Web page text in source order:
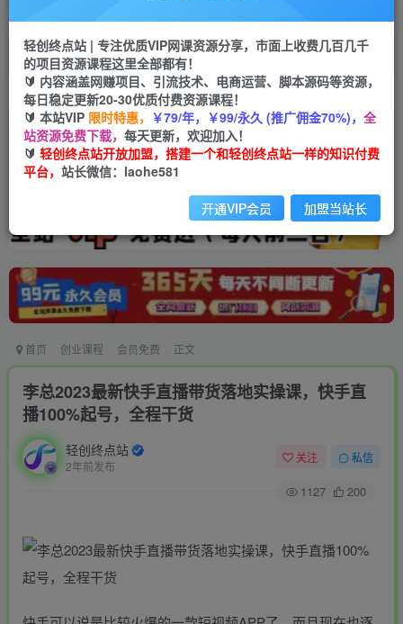
投稿专区 免费
教程必须完整详细
APP下载
Down
首页 创业课程 会员免费 正文
李总2023最新快手直播带货落地实操课，快手直
播100%起号，全程干货
轻创终点站
2年前发布
关注 私信
1127 200
轻创终点站 | 专注优质VIP网课资源分享，市面上收费几百几千
的项目资源课程这里全部都有！
🔰 内容涵盖网赚项目、引流技术、电商运营、脚本源码等资源，
每日稳定更新20-30优质付费资源课程！
🔰 本站VIP 限时特惠， ￥79/年，￥99/永久 (推广佣金70%)， 全
站资源免费下载， 每天更新，欢迎加入！
🔰 轻创终点站开放加盟，搭建一个和轻创终点站一样的知识付费
平台， 站长微信：laohe581
开通VIP会员 加盟当站长